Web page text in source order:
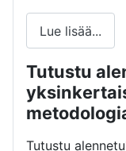
Lue lisää...
Tutustu
Tutustu